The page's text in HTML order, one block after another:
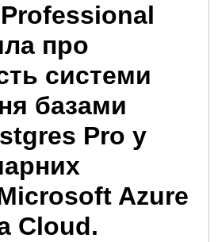
про
системи
базами
Pro у
Azure
Cloud.